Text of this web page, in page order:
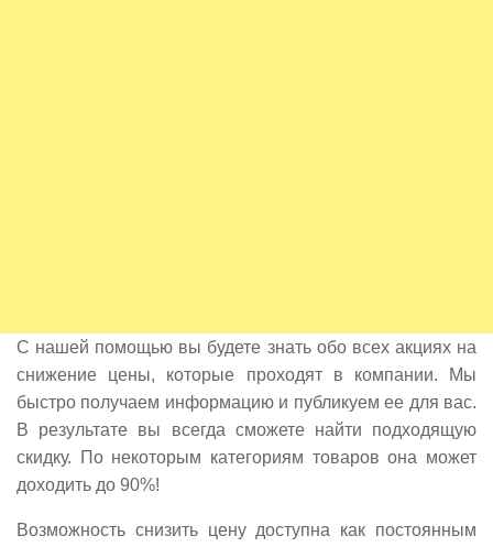
С нашей помощью вы будете знать обо всех акциях на
снижение цены, которые проходят в компании. Мы
быстро получаем информацию и публикуем ее для вас.
В результате вы всегда сможете найти подходящую
скидку. По некоторым категориям товаров она может
доходить до 90%!
Возможность снизить цену доступна как постоянным